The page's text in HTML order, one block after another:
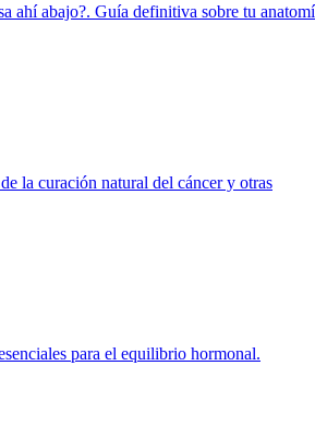
ahí abajo?. Guía definitiva sobre tu
la curación natural del cáncer y otras
para el equilibrio hormonal.